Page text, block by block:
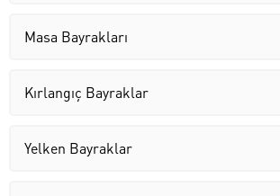
Masa Bayrakları
Kırlangıç Bayraklar
Yelken Bayraklar